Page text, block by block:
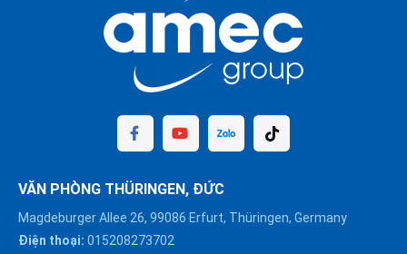
VĂN PHÒNG THÜRINGEN, ĐỨC
Magdeburger Allee 26, 99086 Erfurt, Thüringen, Germany
Điện thoại: 015208273702